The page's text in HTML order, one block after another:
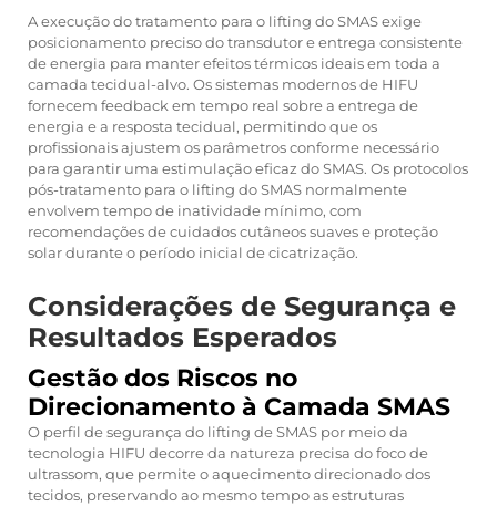
A execução do tratamento para o lifting do SMAS exige
posicionamento preciso do transdutor e entrega consistente
de energia para manter efeitos térmicos ideais em toda a
camada tecidual-alvo. Os sistemas modernos de HIFU
fornecem feedback em tempo real sobre a entrega de
energia e a resposta tecidual, permitindo que os
profissionais ajustem os parâmetros conforme necessário
para garantir uma estimulação eficaz do SMAS. Os protocolos
pós-tratamento para o lifting do SMAS normalmente
envolvem tempo de inatividade mínimo, com
recomendações de cuidados cutâneos suaves e proteção
solar durante o período inicial de cicatrização.
Considerações de Segurança e
Resultados Esperados
Gestão dos Riscos no
Direcionamento à Camada SMAS
O perfil de segurança do lifting de SMAS por meio da
tecnologia HIFU decorre da natureza precisa do foco de
ultrassom, que permite o aquecimento direcionado dos
tecidos, preservando ao mesmo tempo as estruturas